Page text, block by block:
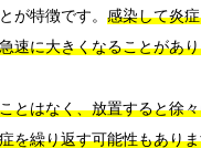
が特徴です。 感染して炎
速に大きくなることがあ
とはなく、放置すると徐
を繰り返す可能性もあり